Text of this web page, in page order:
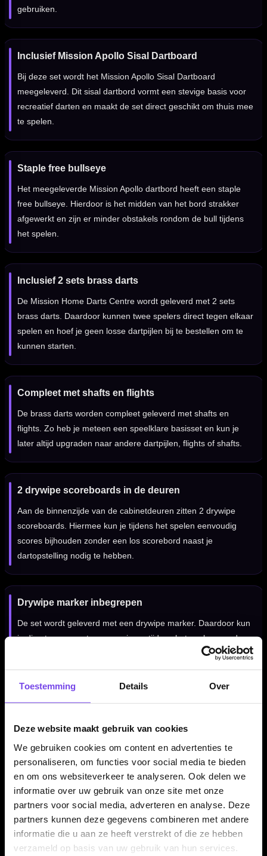
Toestemming Details Over
Deze website maakt gebruik van cookies
We gebruiken cookies om content en advertenties te
personaliseren, om functies voor social media te bieden
en om ons websiteverkeer te analyseren. Ook delen we
informatie over uw gebruik van onze site met onze
partners voor social media, adverteren en analyse. Deze
partners kunnen deze gegevens combineren met andere
informatie die u aan ze heeft verstrekt of die ze hebben
verzameld op basis van uw gebruik van hun services.
gebruiken.
Inclusief Mission Apollo Sisal Dartboard
Bij deze set wordt het Mission Apollo Sisal Dartboard
meegeleverd. Dit sisal dartbord vormt een stevige basis voor
recreatief darten en maakt de set direct geschikt om thuis mee
te spelen.
Staple free bullseye
Het meegeleverde Mission Apollo dartbord heeft een staple
free bullseye. Hierdoor is het midden van het bord strakker
afgewerkt en zijn er minder obstakels rondom de bull tijdens
het spelen.
Inclusief 2 sets brass darts
De Mission Home Darts Centre wordt geleverd met 2 sets
brass darts. Daardoor kunnen twee spelers direct tegen elkaar
spelen en hoef je geen losse dartpijlen bij te bestellen om te
kunnen starten.
Compleet met shafts en flights
De brass darts worden compleet geleverd met shafts en
flights. Zo heb je meteen een speelklare basisset en kun je
later altijd upgraden naar andere dartpijlen, flights of shafts.
2 drywipe scoreboards in de deuren
Aan de binnenzijde van de cabinetdeuren zitten 2 drywipe
scoreboards. Hiermee kun je tijdens het spelen eenvoudig
scores bijhouden zonder een los scorebord naast je
dartopstelling nodig te hebben.
Drywipe marker inbegrepen
De set wordt geleverd met een drywipe marker. Daardoor kun
je direct scores noteren en wissen tijdens het spelen, zonder
eerst losse score-accessoires te hoeven aanschaffen.
Met fixings en montagebenodigdheden
benodigde fixings. Hierdoor heb je de belangrijkste
onderdelen bij de hand om de set netjes aan de muur te
bevestigen.
Ideaal voor beginnende darters
Deze Mission dartset is vooral geschikt voor beginnende
darters en recreatieve spelers. Omdat de belangrijkste